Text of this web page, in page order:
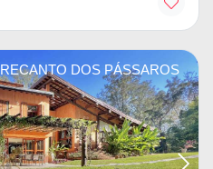
RECANTO DOS PÁSSAROS